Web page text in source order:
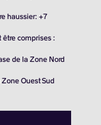
haussier: +7
comprises :
de la Zone Nord
Ouest Sud